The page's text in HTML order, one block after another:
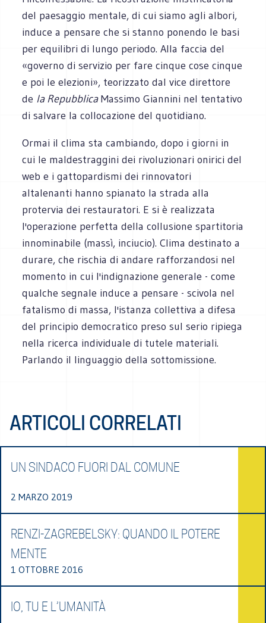
del paesaggio mentale, di cui siamo agli albori,
induce a pensare che si stanno ponendo le basi
per equilibri di lungo periodo. Alla faccia del
«governo di servizio per fare cinque cose cinque
e poi le elezioni», teorizzato dal vice direttore
de la RepubblicaMassimo Giannini nel tentativo
di salvare la collocazione del quotidiano.
Ormai il clima sta cambiando, dopo i giorni in
cui le maldestraggini dei rivoluzionari onirici del
web e i gattopardismi dei rinnovatori
altalenanti hanno spianato la strada alla
protervia dei restauratori. E si è realizzata
l'operazione perfetta della collusione spartitoria
innominabile (massì, inciucio). Clima destinato a
durare, che rischia di andare rafforzandosi nel
momento in cui l'indignazione generale - come
qualche segnale induce a pensare - scivola nel
fatalismo di massa, l'istanza collettiva a difesa
del principio democratico preso sul serio ripiega
nella ricerca individuale di tutele materiali.
Parlando il linguaggio della sottomissione.
ARTICOLI CORRELATI
UN SINDACO FUORI DAL COMUNE
2 MARZO 2019
RENZI-ZAGREBELSKY: QUANDO IL POTERE
MENTE
1 OTTOBRE 2016
IO, TU E L’UMANITÀ